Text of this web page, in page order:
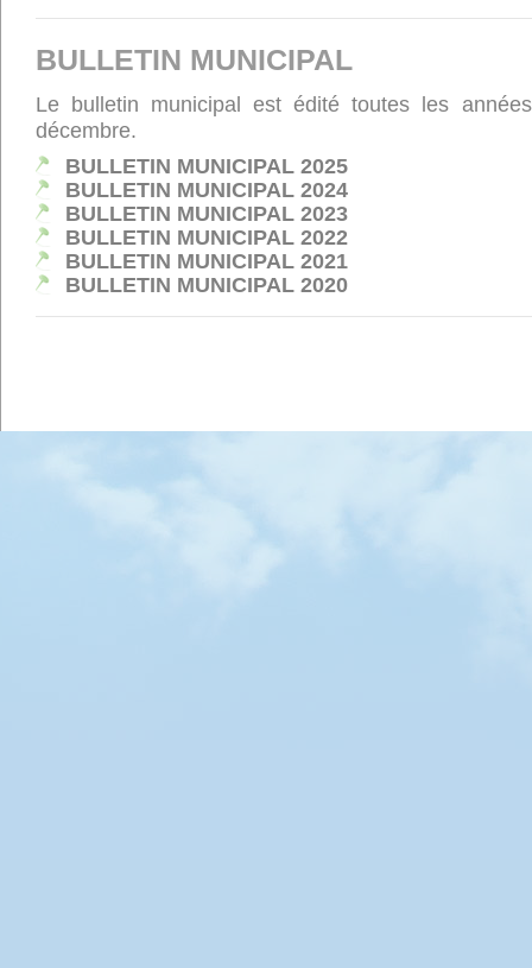
BULLETIN MUNICIPAL
Le bulletin municipal est édité toutes les
décembre.
BULLETIN MUNICIPAL 2025
BULLETIN MUNICIPAL 2024
BULLETIN MUNICIPAL 2023
BULLETIN MUNICIPAL 2022
BULLETIN MUNICIPAL 2021
BULLETIN MUNICIPAL 2020